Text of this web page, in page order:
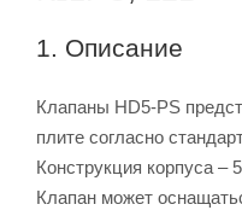
1. Описание
Клапаны HD5-PS
плите согласно
Конструкция корпуса –
Клапан может